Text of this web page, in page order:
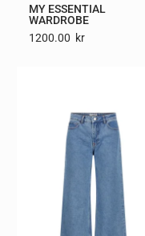
MY ESSENTIAL
WARDROBE
1200.00 Kr